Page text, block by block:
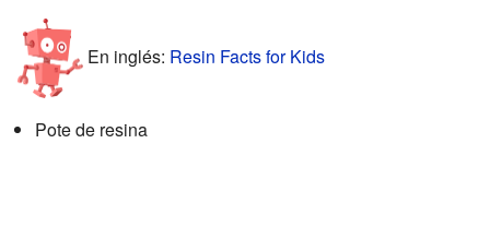
En inglés: Resin Facts for Kids
Pote de resina